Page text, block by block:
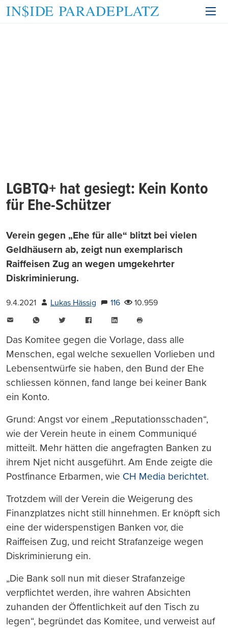
LGBTQ+ hat gesiegt: Kein Konto
für Ehe-Schützer
Verein gegen „Ehe für alle“ blitzt bei vielen
Geldhäusern ab, zeigt nun exemplarisch
Raiffeisen Zug an wegen umgekehrter
Diskriminierung.
9.4.2021 Lukas Hässig 116
10.959
WhatsAppTwitter FacebookLinkedIn
drucken
Das Komitee gegen die Vorlage, dass alle
Menschen, egal welche sexuellen Vorlieben und
Lebensentwürfe sie haben, den Bund der Ehe
schliessen können, fand lange bei keiner Bank
ein Konto.
Grund: Angst vor einem „Reputationsschaden“,
wie der Verein heute in einem Communiqué
mitteilt. Mehr hätten die angefragten Banken zu
ihrem Njet nicht ausgeführt. Am Ende zeigte die
Postfinance Erbarmen, wie CH Media berichtet.
Trotzdem will der Verein die Weigerung des
Finanzplatzes nicht still hinnehmen. Er knöpft sich
eine der widerspenstigen Banken vor, die
Raiffeisen Zug, und reicht Strafanzeige wegen
Diskriminierung ein.
„Die Bank soll nun mit dieser Strafanzeige
verpflichtet werden, ihre wahren Absichten
zuhanden der Öffentlichkeit auf den Tisch zu
legen“, begründet das Komitee, und verweist auf